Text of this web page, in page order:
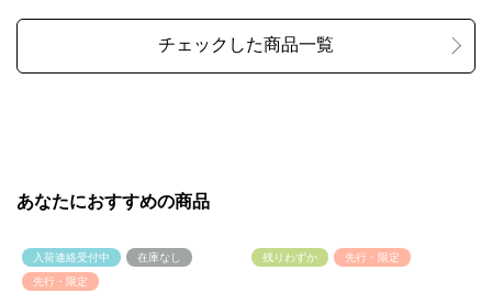
あなたにおすすめの商品
入荷連絡受付中
在庫なし
先行・限定
残りわずか 先行・限定